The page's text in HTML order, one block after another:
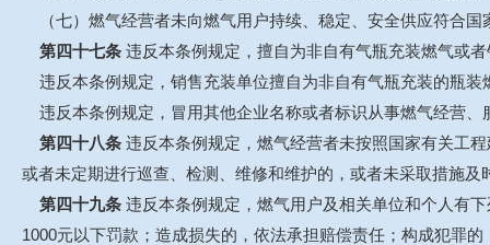
（七）燃气经营者未向燃气用户持续、稳定、安全供应符合
第四十七条 违反本条例规定，擅自为非自有气瓶充装燃气或
违反本条例规定，销售充装单位擅自为非自有气瓶充装的瓶
违反本条例规定，冒用其他企业名称或者标识从事燃气经营
第四十八条 违反本条例规定，燃气经营者未按照国家有关工
或者未定期进行巡查、检测、维修和维护的，或者未采取措施
第四十九条 违反本条例规定，燃气用户及相关单位和个人有
1000元以下罚款；造成损失的，依法承担赔偿责任；构成犯罪